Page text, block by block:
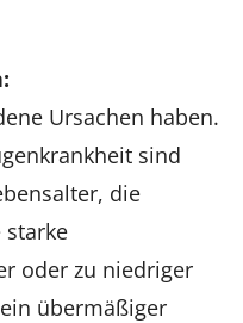
Ursachen haben.
sind
die
starke
oder zu niedriger
übermäßiger